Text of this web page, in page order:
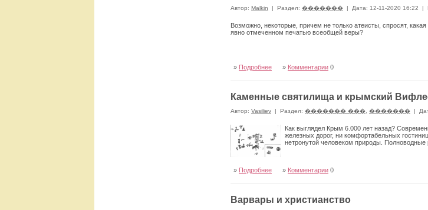
Автор: Malkin | Раздел: ������� | Дата: 12-11-2020 16:22 |
Возможно, некоторые, причем не только атеисты, спросят,
явно отмеченном печатью всеобщей веры?
» Подробнее » Комментарии 0
Каменные святилища и крымский
Автор: Vasiliev | Раздел: ������� ��� ������� |
Как выглядел Крым 6.000 лет назад?
железных дорог, ни комфортабельных
нетронутой человеком природы.
» Подробнее » Комментарии 0
Варвары и христианство